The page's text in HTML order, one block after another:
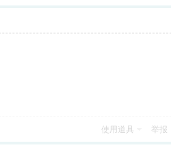
使用道具 举报